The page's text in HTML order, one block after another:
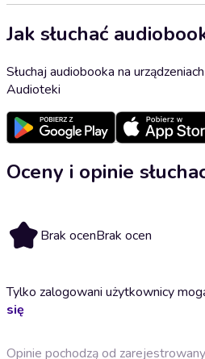
Jak słuchać
Słuchaj audiobooka na
Audioteki
Oceny i opinie
Brak ocenBrak ocen
Tylko zalogowani użytkownicy
się
Opinie pochodzą od